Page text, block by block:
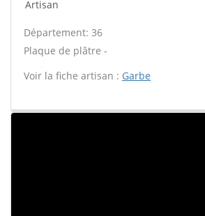
Artisan
Département: 36
Plaque de plâtre -
Voir la fiche artisan : Garbe